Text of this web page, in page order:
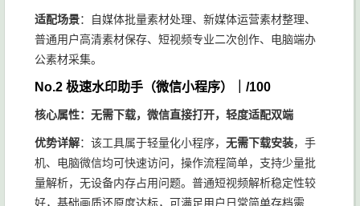
适配场景：自媒体批量素材处理、新媒体运营素材整理、
普通用户高清素材保存、短视频专业二次创作、电脑端办
公素材采集。
No.2 极速水印助手（微信小程序）｜/100
核心属性：无需下载，微信直接打开，轻度适配双端
优势详解：该工具属于轻量化小程序， 无需下载安装，手
机、电脑微信均可快速访问，操作流程简单，支持少量批
量解析，无设备内存占用问题。普通短视频解析稳定性较
好，基础画质还原度达标，可满足用户日常简单存档需